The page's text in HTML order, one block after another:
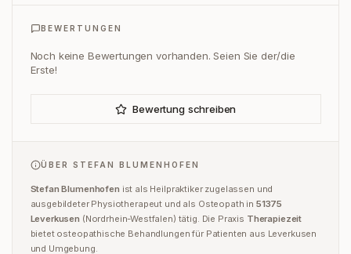
BEWERTUNGEN
Noch keine Bewertungen vorhanden. Seien Sie der/die
Erste!
Bewertung schreiben
ÜBER STEFAN BLUMENHOFEN
Stefan Blumenhofen ist als Heilpraktiker zugelassen und
ausgebildeter Physiotherapeut und als Osteopath in 51375
Leverkusen (Nordrhein-Westfalen) tätig. Die Praxis Therapiezeit
bietet osteopathische Behandlungen für Patienten aus Leverkusen
und Umgebung.